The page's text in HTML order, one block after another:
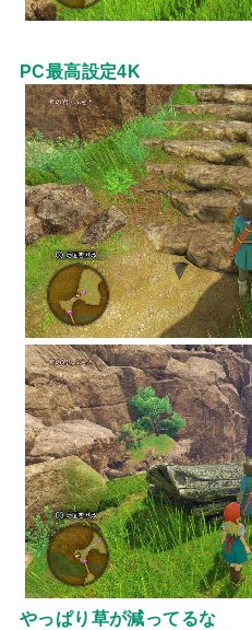
PC最高設定4K
やっぱり草が減ってるな